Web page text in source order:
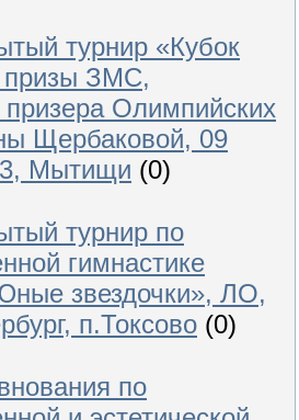
турнир «Кубок
призы ЗМС,
призера Олимпийских
Щербаковой, 09
Мытищи (0)
турнир по
гимнастике
звездочки», ЛО,
п.Токсово (0)
по